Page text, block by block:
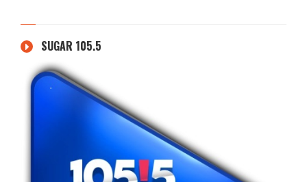
SUGAR 105.5